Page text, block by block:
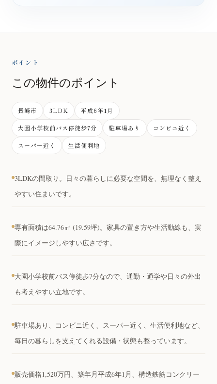
ポイント
この物件のポイント
長崎市 3LDK 平成6年1月
大園小学校前バス停徒歩7分 駐車場あり コンビニ近く
スーパー近く 生活便利地
3LDKの間取り。日々の暮らしに必要な空間を、無理なく整え
やすい住まいです。
専有面積は64.76㎡ (19.59坪)。家具の置き方や生活動線も、実
際にイメージしやすい広さです。
大園小学校前バス停徒歩7分なので、通勤・通学や日々の外出
も考えやすい立地です。
駐車場あり、コンビニ近く、スーパー近く、生活便利地など、
毎日の暮らしを支えてくれる設備・状態も整っています。
販売価格1,520万円、築年月平成6年1月、構造鉄筋コンクリー